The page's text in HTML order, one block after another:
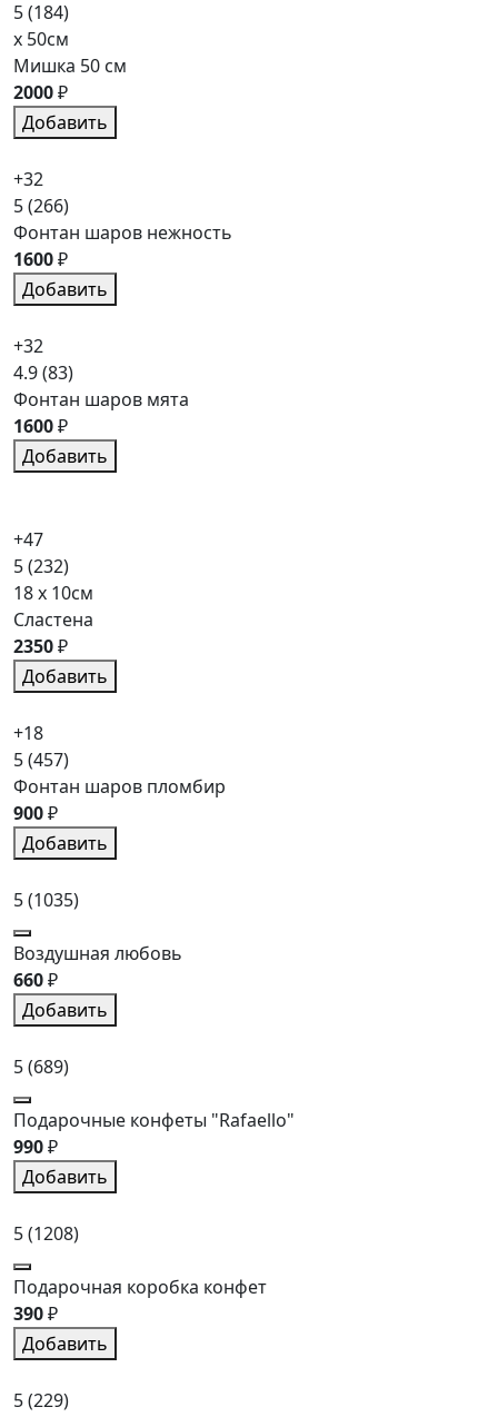
5(184)
x 50см
Мишка 50 см
2000₽
Добавить
+32
5(266)
Фонтан шаров нежность
1600₽
Добавить
+32
4.9(83)
Фонтан шаров мята
1600₽
Добавить
+47
5(232)
18 x 10см
Сластена
2350₽
Добавить
+18
5(457)
Фонтан шаров пломбир
900₽
Добавить
5(1035)
Воздушная любовь
660₽
Добавить
5(689)
Подарочные конфеты "Rafaello"
990₽
Добавить
5(1208)
Подарочная коробка конфет
390₽
Добавить
5(229)